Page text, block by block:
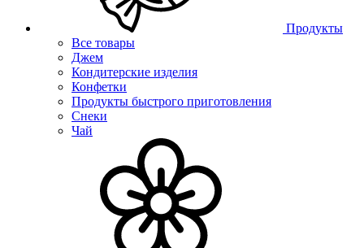
Продукты
Все товары
Джем
Кондитерские изделия
Конфетки
Продукты быстрого приготовления
Снеки
Чай